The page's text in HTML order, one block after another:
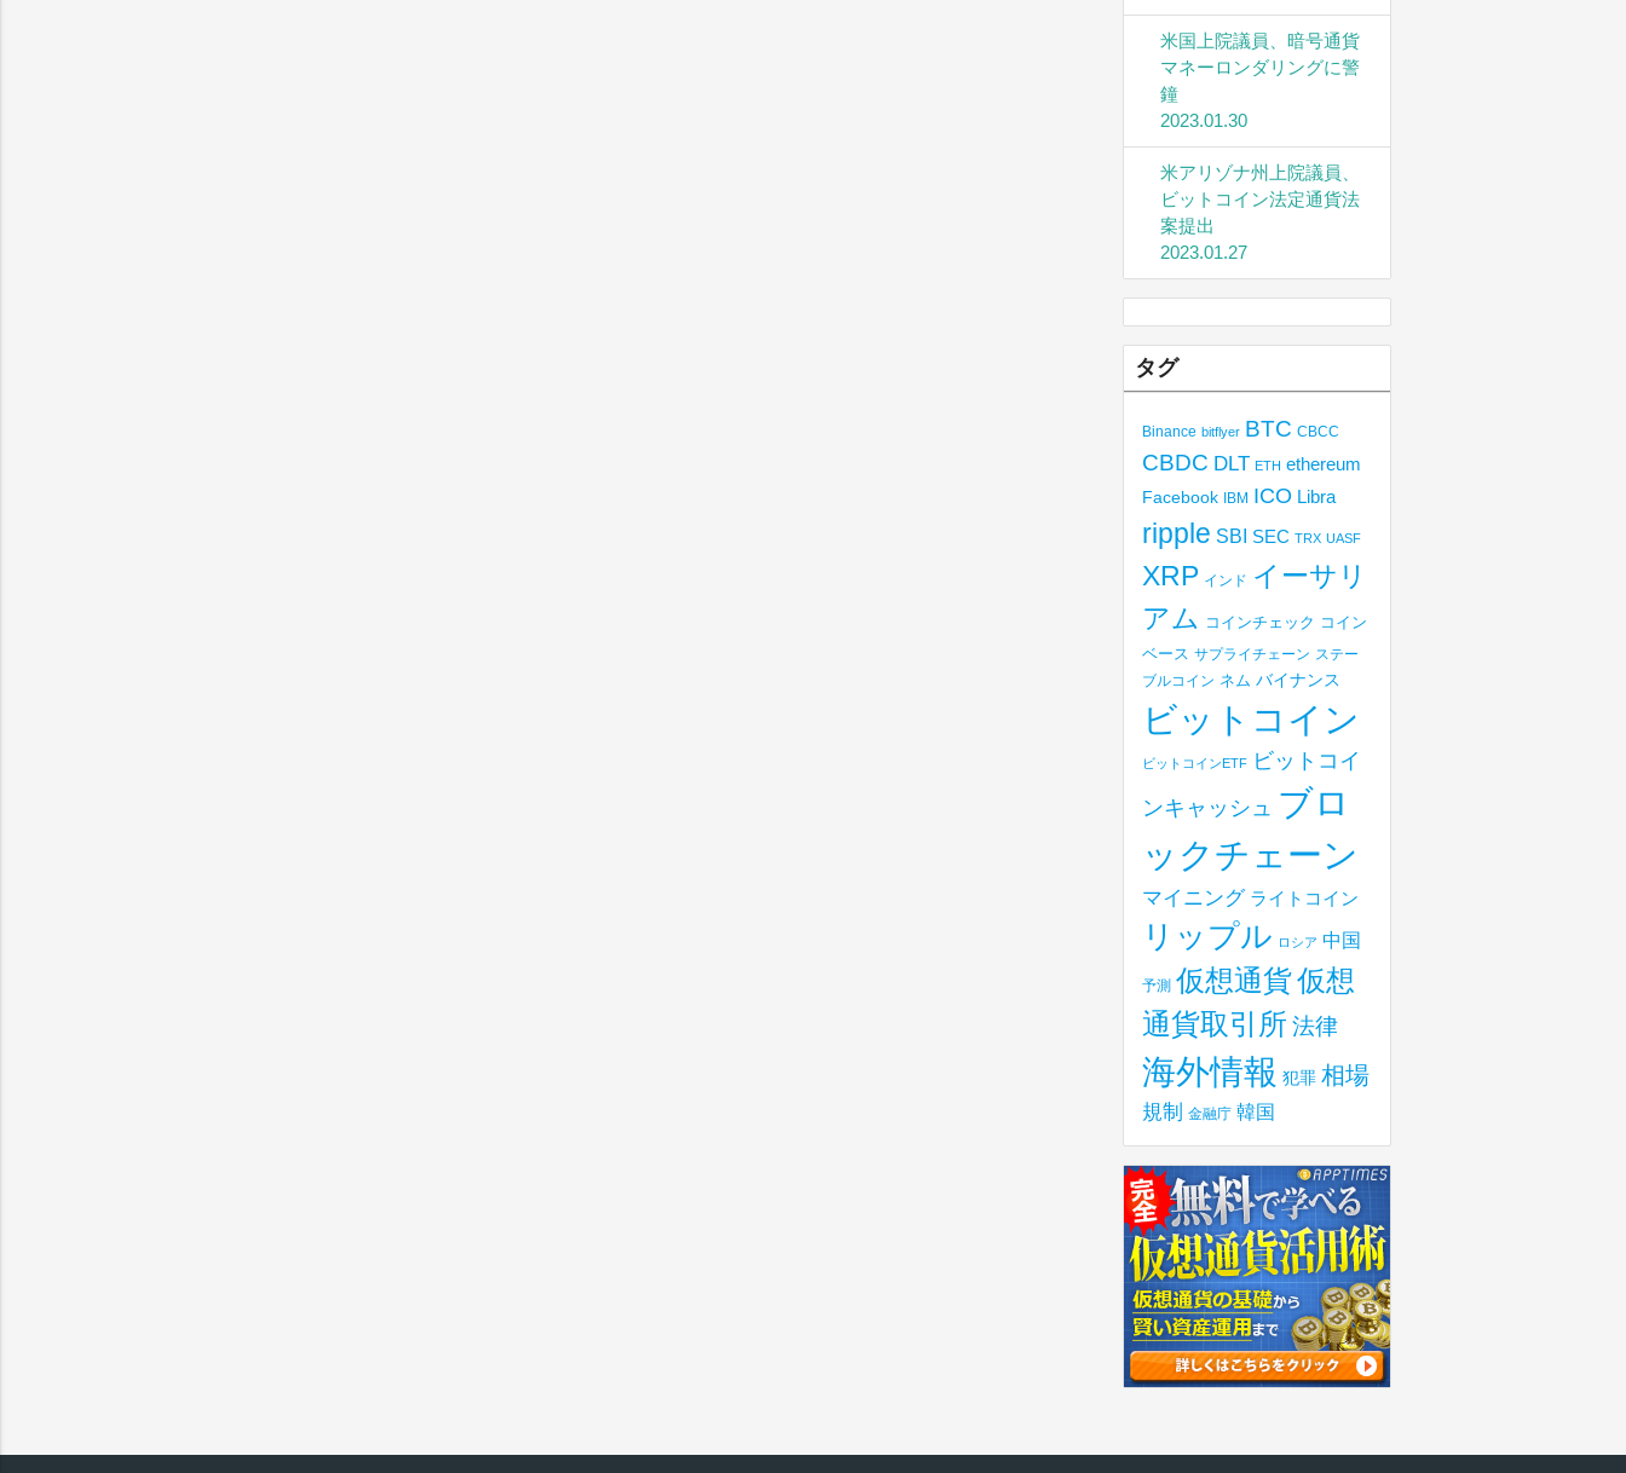
米国上院議員、暗号通貨
マネーロンダリングに警
鐘
2023.01.30
米アリゾナ州上院議員、
ビットコイン法定通貨法
案提出
2023.01.27
タグ
Binance bitflyer BTC CBCC
CBDC DLT ETH ethereum
Facebook IBM ICO Libra
ripple SBI SEC TRX UASF
XRP インド イーサリ
アム コインチェック コイン
ベース サプライチェーン ステー
ブルコイン ネム バイナンス
ビットコイン
ビットコインETF
ビットコイ
ンキャッシュ ブロ
ックチェーン
マイニング ライトコイン
リップル ロシア 中国
予測 仮想通貨仮想
通貨取引所 法律
海外情報 犯罪 相場
規制 金融庁 韓国